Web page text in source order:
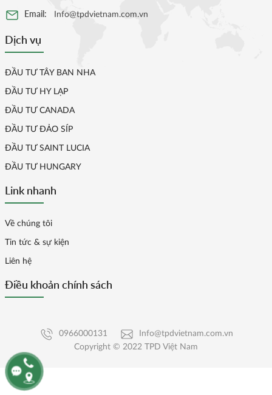
Email: Info@tpdvietnam.com.vn
Dịch vụ
ĐẦU TƯ TÂY BAN NHA
ĐẦU TƯ HY LẠP
ĐẦU TƯ CANADA
ĐẦU TƯ ĐẢO SÍP
ĐẦU TƯ SAINT LUCIA
ĐẦU TƯ HUNGARY
Link nhanh
Về chúng tôi
Tin tức & sự kiện
Liên hệ
Điều khoản chính sách
Copyright © 2022 TPD Việt Nam
0966000131 Info@tpdvietnam.com.vn